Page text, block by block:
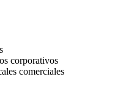
corporativos
comerciales